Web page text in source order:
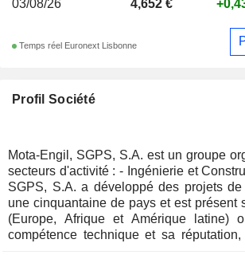
Profil Société
Mota-Engil, SGPS, S.A. est un groupe
secteurs d'activité : - Ingénierie et Construction : Mota-Engil,
SGPS, S.A. a développé des projets
une cinquantaine de pays et est présent
(Europe, Afrique et Amérique latine)
compétence technique et sa
03/08/26
4,652 €
Temps réel Euronext Lisbonne